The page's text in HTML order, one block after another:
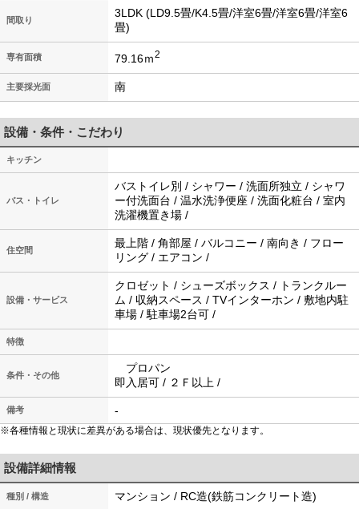
間取り
3LDK (LD9.5畳/K4.5畳/洋室6畳/洋室6畳/洋室6
畳)
専有面積 79.16ｍ2
主要採光面 南
設備・条件・こだわり
キッチン
バス・トイレ
バストイレ別 / シャワー / 洗面所独立 / シャワ
ー付洗面台 / 温水洗浄便座 / 洗面化粧台 / 室内
洗濯機置き場 /
住空間
最上階 / 角部屋 / バルコニー / 南向き / フロー
リング / エアコン /
設備・サービス
クロゼット / シューズボックス / トランクルー
ム / 収納スペース / TVインターホン / 敷地内駐
車場 / 駐車場2台可 /
特徴
条件・その他
プロパン
即入居可 / ２Ｆ以上 /
備考 -
※各種情報と現状に差異がある場合は、現状優先となります。
設備詳細情報
種別 / 構造 マンション / RC造(鉄筋コンクリート造)